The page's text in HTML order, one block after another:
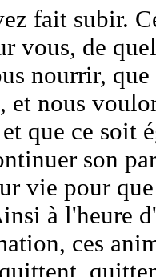
fait subir.
vous, de
nourrir,
et nous
que ce soit
son
vie pour
à l'heure
ces